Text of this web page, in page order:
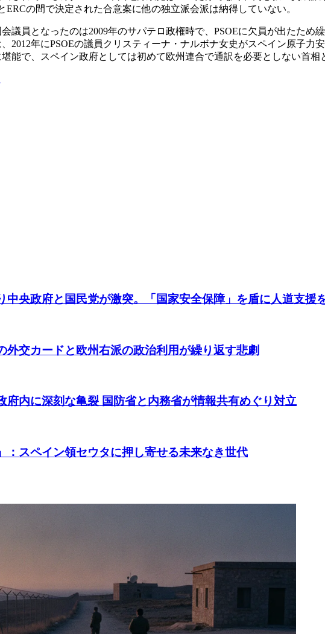
の間で決定された合意案に他の独立派会派は納得していない。
員となったのは2009年のサパテロ政権時で、PSOEに欠員が出たため
年にPSOEの議員クリスティーナ・ナルボナ女史がスペイン原子力
で、スペイン政府としては初めて欧州連合で通訳を必要としない首相
中央政府と国民党が激突。「国家安全保障」を盾に人道支援
交カードと欧州右派の政治利用が繰り返す悲劇
府内に深刻な亀裂 国防省と内務省が情報共有めぐり対立
：スペイン領セウタに押し寄せる未来なき世代